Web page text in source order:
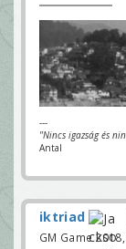
---
"Nincs igazság és
Antal
iktriad
GM Game